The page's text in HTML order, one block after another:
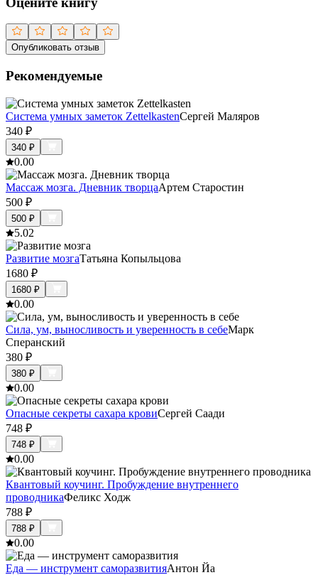
Опубликовать отзыв
Рекомендуемые
Система умных заметок ZettelkastenСергей Маляров
340 ₽
340 ₽
0.00
Массаж мозга. Дневник творцаАртем Старостин
500 ₽
500 ₽
5.02
Развитие мозгаТатьяна Копыльцова
1680 ₽
1680 ₽
0.00
Сила, ум, выносливость и уверенность в себеМарк
Сперанский
380 ₽
380 ₽
0.00
Опасные секреты сахара кровиСергей Саади
748 ₽
748 ₽
0.00
Квантовый коучинг. Пробуждение внутреннего
проводникаФеликс Ходж
788 ₽
788 ₽
0.00
Еда — инструмент саморазвитияАнтон Йа